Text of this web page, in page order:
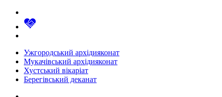
Ужгородський архідияконат
Мукачівський архідияконат
Хустський вікаріат
Берегівський деканат